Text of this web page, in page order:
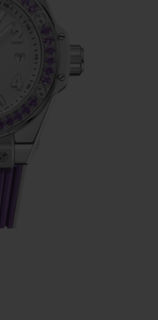
는 40시간 파워리
틱 무브먼트로 구동
교체 시스템으로 두
있습니다. 하나는 보
가 있는 화이트 라
순백의 러버 스트랩